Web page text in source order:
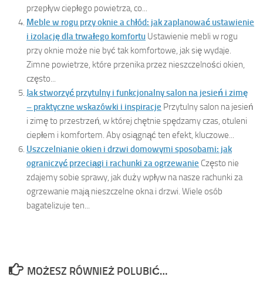
przepływ ciepłego powietrza, co...
Meble w rogu przy oknie a chłód: jak zaplanować ustawienie
i izolację dla trwałego komfortu Ustawienie mebli w rogu
przy oknie może nie być tak komfortowe, jak się wydaje.
Zimne powietrze, które przenika przez nieszczelności okien,
często...
Jak stworzyć przytulny i funkcjonalny salon na jesień i zimę
– praktyczne wskazówki i inspiracje Przytulny salon na jesień
i zimę to przestrzeń, w której chętnie spędzamy czas, otuleni
ciepłem i komfortem. Aby osiągnąć ten efekt, kluczowe...
Uszczelnianie okien i drzwi domowymi sposobami: jak
ograniczyć przeciągi i rachunki za ogrzewanie Często nie
zdajemy sobie sprawy, jak duży wpływ na nasze rachunki za
ogrzewanie mają nieszczelne okna i drzwi. Wiele osób
bagatelizuje ten...
MOŻESZ RÓWNIEŻ POLUBIĆ…